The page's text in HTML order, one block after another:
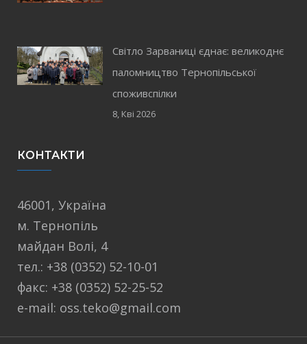
Світло Зарваниці єднає: великоднє
паломництво Тернопільської
споживспілки
8, Кві 2026
КОНТАКТИ
46001, Україна
м. Тернопіль
майдан Волі, 4
тел.: +38 (0352) 52-10-01
факс: +38 (0352) 52-25-52
e-mail: oss.teko@gmail.com